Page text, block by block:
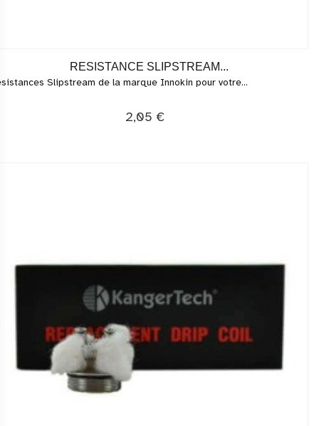
RESISTANCE SLIPSTREAM...
Slipstream de la marque Innokin pour votre...
2,05 €